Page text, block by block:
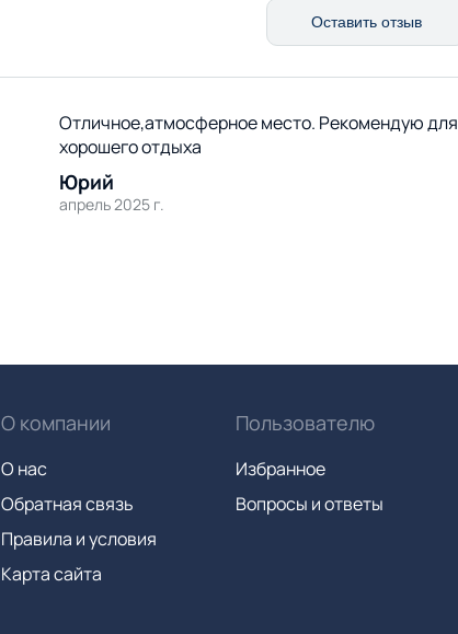
Оставить отзыв
Отличное,атмосферное место. Рекомендую для
хорошего отдыха
Юрий
апрель 2025 г.
О компании
О нас
Обратная связь
Правила и условия
Карта сайта
Пользователю
Избранное
Вопросы и ответы